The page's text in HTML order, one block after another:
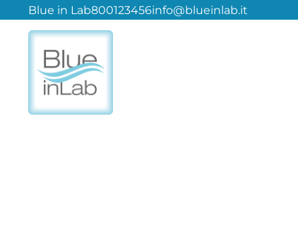
Blue in Lab800123456info@blueinlab.it